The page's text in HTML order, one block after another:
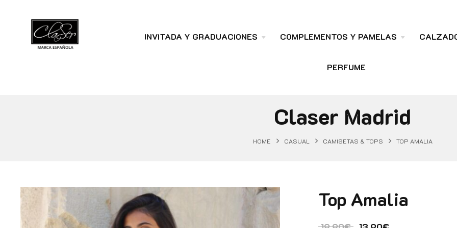
INVITADA Y GRADUACIONES COMPLEMENTOS Y PAMELAS
PERFUME
Claser Madrid
HOME CASUAL CAMISETAS & TOPS TOP AMALIA
Top Amalia